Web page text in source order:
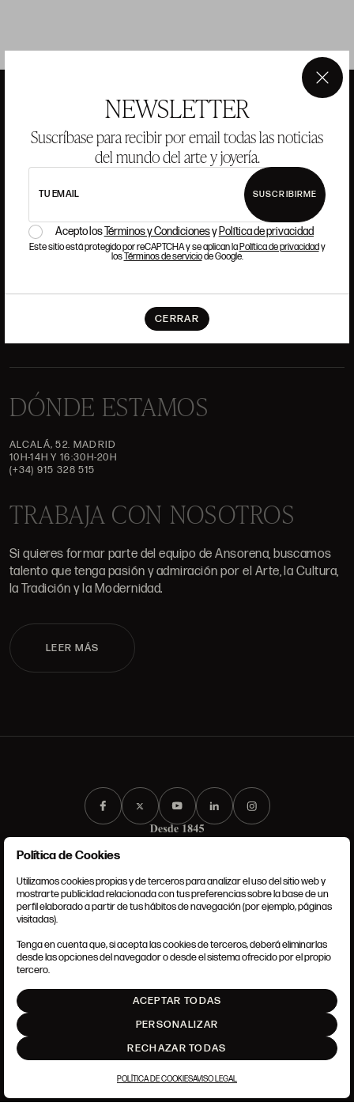
NEWSLETTER
Suscríbase para recibir por email todas las noticias
del mundo del arte y joyería.
TU EMAIL SUSCRIBIRME
Acepto losTérminos y Condicionesy Política de privacidad
Este sitio está protegido por reCAPTCHA y se aplican laPolítica de privacidady
losTérminos de serviciode Google.
CERRAR
×
ANSORENA
JOYERÍA
GALERÍA
VALORACIONES
PREGUNTAS FRECUENTES
DÓNDE ESTAMOS
ALCALÁ, 52. MADRID
10H-14H Y 16:30H-20H
(+34) 915 328 515
TRABAJA CON NOSOTROS
Si quieres formar parte del equipo de Ansorena, buscamos
talento que tenga pasión y admiración por el Arte, la Cultura,
la Tradición y la Modernidad.
LEER MÁS
CONDICIONES GENERALES
POLÍTICA DE COOKIES
AJUSTE DE COOKIES
Política de Cookies
Utilizamos cookies propias y de terceros para analizar el uso del sitio web y
mostrarte publicidad relacionada con tus preferencias sobre la base de un
perfil elaborado a partir de tus hábitos de navegación (por ejemplo, páginas
visitadas).
Tenga en cuenta que, si acepta las cookies de terceros, deberá eliminarlas
desde las opciones del navegador o desde el sistema ofrecido por el propio
tercero.
ACEPTAR TODAS
PERSONALIZAR
RECHAZAR TODAS
POLÍTICA DE COOKIESAVISO LEGAL